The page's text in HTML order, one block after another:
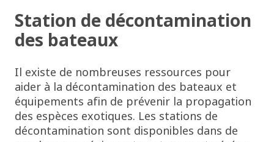
Station de décontamination
des bateaux
Il existe de nombreuses ressources pour
aider à la décontamination des bateaux et
équipements afin de prévenir la propagation
des espèces exotiques. Les stations de
décontamination sont disponibles dans de